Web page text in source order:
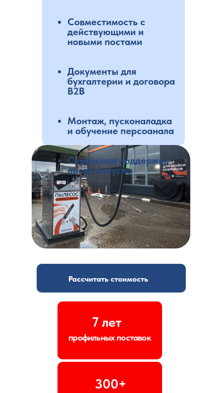
профильных поставок
7 лет
300+
Рассчитать стоимость
Совместимость с
действующими и
новыми постами
Документы для
бухгалтерии и договора
B2B
Монтаж, пусконаладка
и обучение персоанала
Сервисная поддержка
после запуска